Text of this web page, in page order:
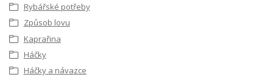
Rybářské potřeby
Způsob lovu
Kaprařina
Háčky
Háčky a návazce